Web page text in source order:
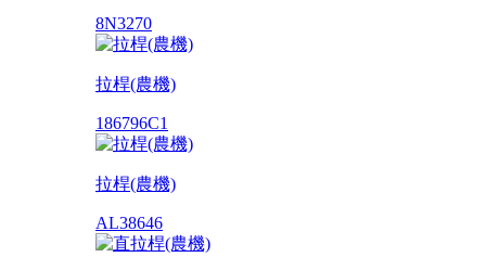
8N3270
拉桿(農機)
186796C1
拉桿(農機)
AL38646